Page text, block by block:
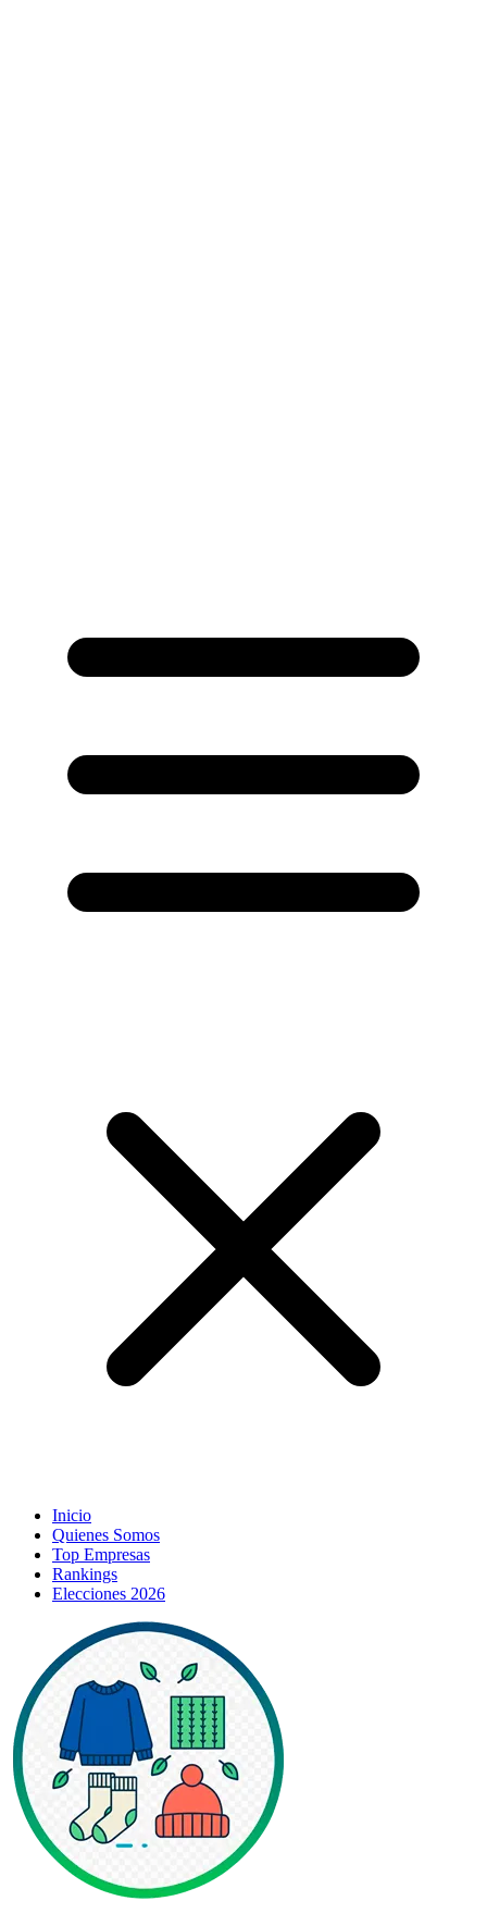
Inicio
Quienes Somos
Top Empresas
Rankings
Elecciones 2026